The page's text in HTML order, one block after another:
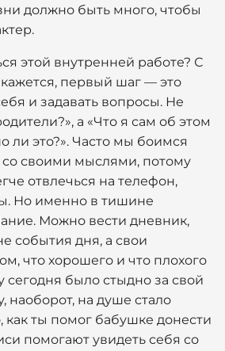
должно быть много, чтобы
этой внутренней работе? С
первый шаг — это
и задавать вопросы. Не
а «Что я сам об этом
ли это?». Часто мы боимся
со своими мыслями, потому
отвлечься на телефон,
Но именно в тишине
Можно вести дневник,
события дня, а свои
что хорошего и что плохого
сегодня было стыдно за свой
наоборот, на душе стало
как ты помог бабушке донести
помогают увидеть себя со